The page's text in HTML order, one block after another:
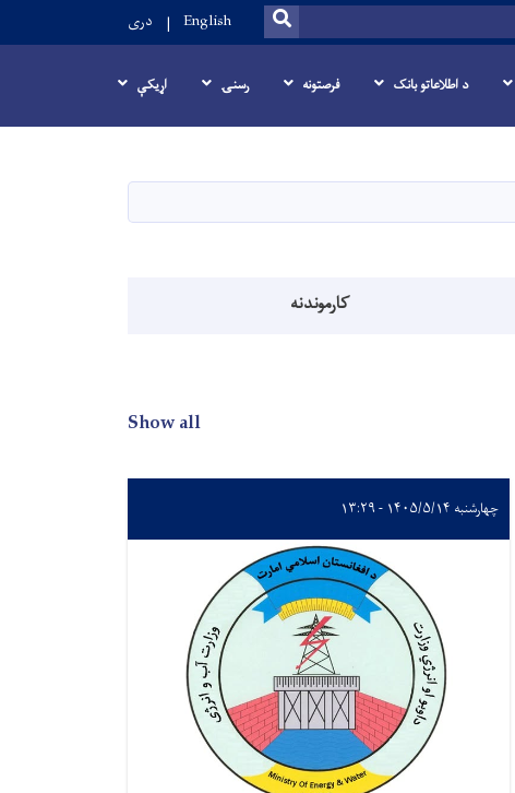
SEARCH
English دری
د اطلاعاتو بانک فرصتونه رسنۍ اړيکې
کارموندنه
Show all
چهارشنبه ۱۴۰۵/۵/۱۴ - ۱۳:۲۹